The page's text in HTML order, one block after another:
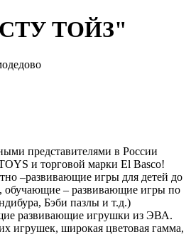
ТОЙЗ"
представителями в России
и торговой марки El Basco!
–развивающие игры для детей до
обучающие – развивающие игры по
Бэби пазлы и т.д.)
развивающие игрушки из ЭВА.
игрушек, широкая цветовая гамма,